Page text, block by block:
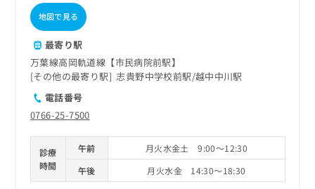
地図で見る
最寄り駅
万葉線高岡軌道線【市民病院前駅】
その他の最寄り駅
志貴野中学校前駅 越中中川駅
電話番号
0766-25-7500
診療
時間
午前
月火水金土 9:00～12:30
午後
月火水金 14:30～18:30